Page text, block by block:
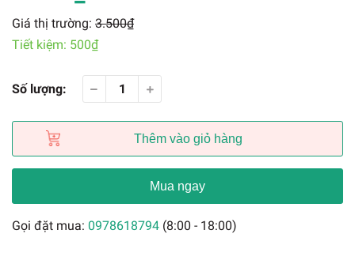
Giá thị trường: 3.500₫
Tiết kiệm: 500₫
Số lượng:
Thêm vào giỏ hàng
Mua ngay
Gọi đặt mua: 0978618794 (8:00 - 18:00)